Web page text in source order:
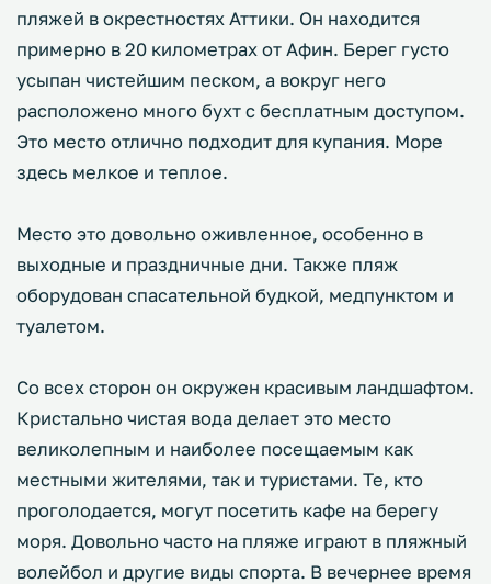
пляжей в окрестностях Аттики. Он находится
примерно в 20 километрах от Афин. Берег густо
усыпан чистейшим песком, а вокруг него
расположено много бухт с бесплатным доступом.
Это место отлично подходит для купания. Море
здесь мелкое и теплое.
Место это довольно оживленное, особенно в
выходные и праздничные дни. Также пляж
оборудован спасательной будкой, медпунктом и
туалетом.
Со всех сторон он окружен красивым ландшафтом.
Кристально чистая вода делает это место
великолепным и наиболее посещаемым как
местными жителями, так и туристами. Те, кто
проголодается, могут посетить кафе на берегу
моря. Довольно часто на пляже играют в пляжный
волейбол и другие виды спорта. В вечернее время